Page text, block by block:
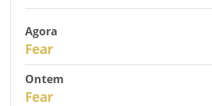
Agora
Fear
Ontem
Fear